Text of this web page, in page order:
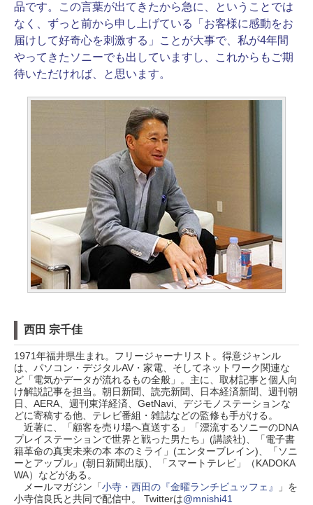
品です。この言葉が出てきたから急に、ということでは
なく、ずっと前から申し上げている「お客様に感動をお
届けして好奇心を刺激する」ことが大事で、私が4年間
やってきたソニーでも出していますし、これからもご期
待いただければ、と思います。
西田 宗千佳
1971年福井県生まれ。フリージャーナリスト。得意ジャンル
は、パソコン・デジタルAV・家電、そしてネットワーク関連な
ど「電気かデータが流れるもの全般」。主に、取材記事と個人向
け解説記事を担当。朝日新聞、読売新聞、日本経済新聞、週刊朝
日、AERA、週刊東洋経済、GetNavi、デジモノステーションな
どに寄稿する他、テレビ番組・雑誌などの監修も手がける。
近著に、「顧客を売り場へ直送する」「漂流するソニーのDNA
プレイステーションで世界と戦った男たち」(講談社)、「電子書
籍革命の真実未来の本 本のミライ」(エンターブレイン)、「ソニ
ーとアップル」(朝日新聞出版)、「スマートテレビ」（KADOKA
WA）などがある。
メールマガジン「小寺・西田の『金曜ランチビュッフェ』
」を
小寺信良氏と共同で配信中。 Twitterは@mnishi41